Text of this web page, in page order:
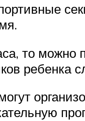
то можно
ребенка